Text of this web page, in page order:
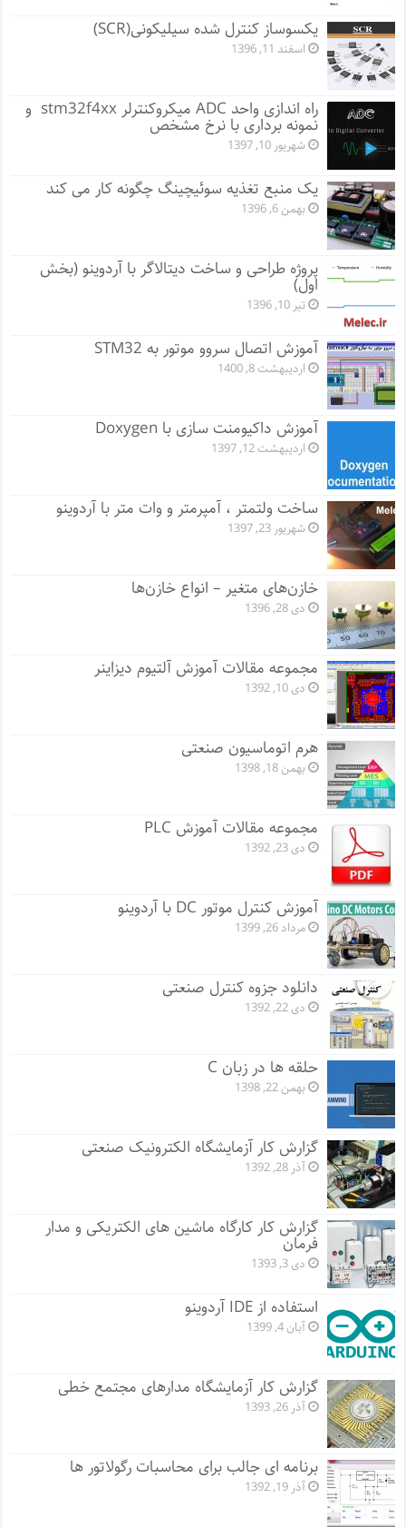
یکسوساز کنترل شده سیلیکونی(SCR)
اسفند 11, 1396
راه اندازی واحد ADC میکروکنترلر stm32f4xx و
نمونه برداری با نرخ مشخص
شهریور 10, 1397
یک منبع تغذیه سوئیچینگ چگونه کار می کند
بهمن 6, 1396
پروژه طراحی و ساخت دیتالاگر با آردوینو (بخش
اول)
تیر 10, 1396
آموزش اتصال سروو موتور به STM32
اردیبهشت 8, 1400
آموزش داکیومنت سازی با Doxygen
اردیبهشت 12, 1397
ساخت ولتمتر ، آمپرمتر و وات متر با آردوینو
شهریور 23, 1397
خازن‌های متغیر – انواع خازن‌ها
دی 28, 1396
مجموعه مقالات آموزش آلتیوم دیزاینر
دی 10, 1392
هرم اتوماسیون صنعتی
بهمن 18, 1398
مجموعه مقالات آموزش PLC
دی 23, 1392
آموزش کنترل موتور DC با آردوینو
مرداد 26, 1399
دانلود جزوه کنترل صنعتی
دی 22, 1392
حلقه ها در زبان C
بهمن 22, 1398
گزارش کار آزمایشگاه الکترونیک صنعتی
آذر 28, 1392
گزارش کار کارگاه ماشین های الکتریکی و مدار
فرمان
دی 3, 1393
استفاده از IDE آردوینو
آبان 4, 1399
گزارش کار آزمایشگاه مدارهای مجتمع خطی
آذر 26, 1393
برنامه ای جالب برای محاسبات رگولاتور ها
آذر 19, 1392